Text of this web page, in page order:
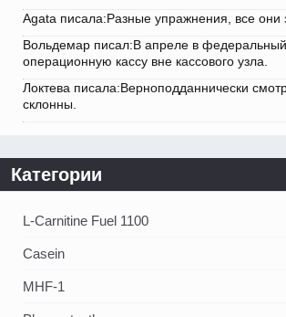
Agata писала:Разные упражнения, все они
Вольдемар писал:В апреле в
операционную кассу вне кассового узла.
Локтева писала:Верноподданнически
склонны.
Категории
L-Carnitine Fuel 1100
Casein
MHF-1